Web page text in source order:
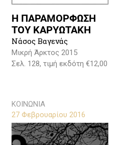
Η ΠΑΡΑΜΟΡΦΩΣΗ
ΤΟΥ ΚΑΡΥΩΤΑΚΗ
Νάσος Βαγενάς
Μικρή Άρκτος 2015
Σελ. 128, τιμή εκδότη €12,00
ΚΟΙΝΩΝΙΑ
27 Φεβρουαρίου 2016